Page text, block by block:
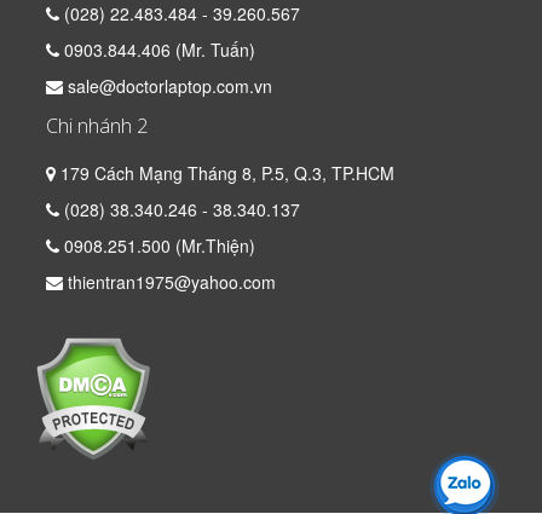
(028) 22.483.484 - 39.260.567
0903.844.406 (Mr. Tuấn)
sale@doctorlaptop.com.vn
Chi nhánh 2
179 Cách Mạng Tháng 8, P.5, Q.3, TP.HCM
(028) 38.340.246 - 38.340.137
0908.251.500 (Mr.Thiện)
thientran1975@yahoo.com